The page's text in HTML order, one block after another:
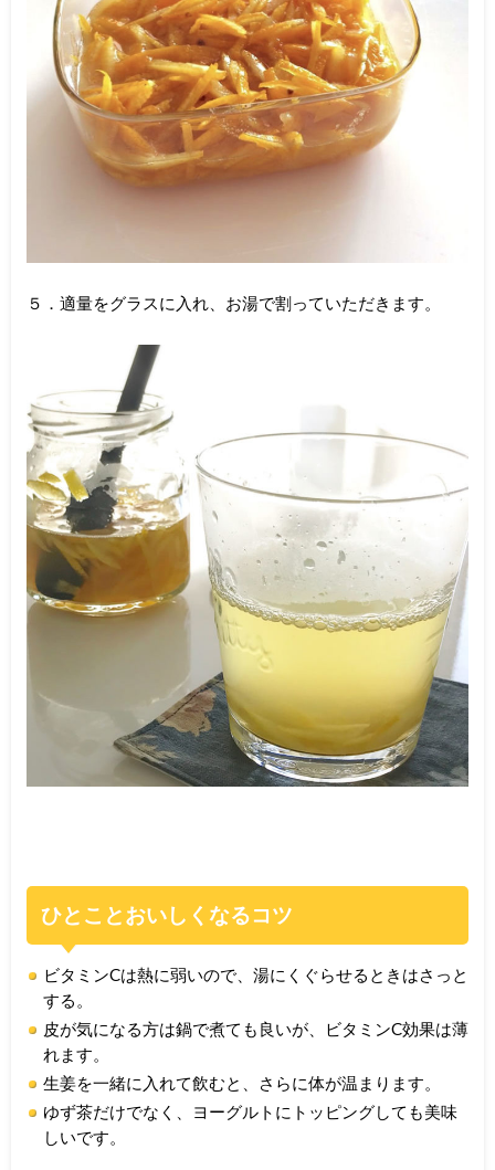
５．適量をグラスに入れ、お湯で割っていただきます。
ひとことおいしくなるコツ
ビタミンCは熱に弱いので、湯にくぐらせるときはさっと
する。
皮が気になる方は鍋で煮ても良いが、ビタミンC効果は薄
れます。
生姜を一緒に入れて飲むと、さらに体が温まります。
ゆず茶だけでなく、ヨーグルトにトッピングしても美味
しいです。